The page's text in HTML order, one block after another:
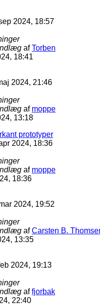
2024, 18:57
afTorben
18:41
2024, 21:46
af moppe
13:18
prototyper
2024, 18:36
af moppe
18:36
2024, 19:52
afCarsten B.
13:35
2024, 19:13
affjorbak
22:40